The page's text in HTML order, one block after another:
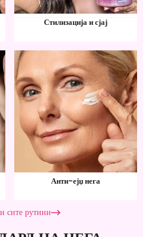
Стилизација и сјај
Анти-ејџ нега
сите рутини